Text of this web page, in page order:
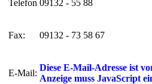
Telefon 09132 - 55 88
Fax: 09132 - 73 58 67
E-Mail:
Diese E-Mail-Adresse ist
Anzeige muss JavaScript